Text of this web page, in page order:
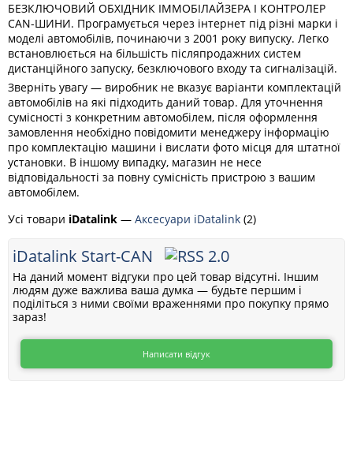
БЕЗКЛЮЧОВИЙ ОБХІДНИК ІММОБІЛАЙЗЕРА І КОНТРОЛЕР
CAN-ШИНИ. Програмується через інтернет під різні марки і
моделі автомобілів, починаючи з 2001 року випуску. Легко
встановлюється на більшість післяпродажних систем
дистанційного запуску, безключового входу та сигналізацій.
Зверніть увагу — виробник не вказує варіанти комплектацій
автомобілів на які підходить даний товар. Для уточнення
сумісності з конкретним автомобілем, після оформлення
замовлення необхідно повідомити менеджеру інформацію
про комплектацію машини і вислати фото місця для штатної
установки. В іншому випадку, магазин не несе
відповідальності за повну сумісність пристрою з вашим
автомобілем.
Усі товари iDatalink — Аксесуари iDatalink (2)
iDatalink Start-CAN
На даний момент відгуки про цей товар відсутні. Іншим
людям дуже важлива ваша думка — будьте першим і
поділіться з ними своїми враженнями про покупку прямо
зараз!
Написати відгук